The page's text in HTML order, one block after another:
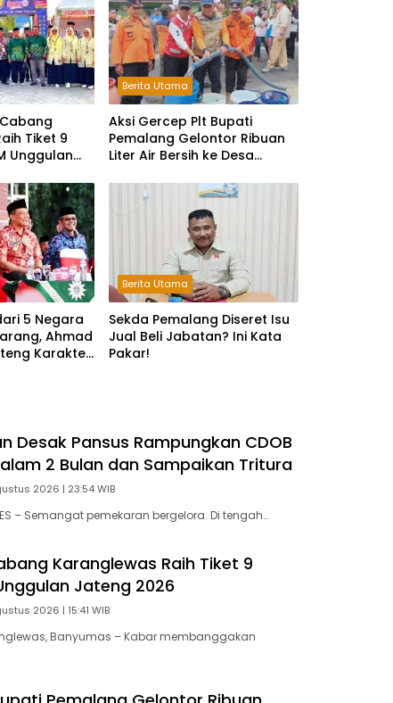
Tiket 9
Unggulan
Berita Utama
Aksi Gercep Plt Bupati
Pemalang Gelontor Ribuan
Liter Air Bersih ke Desa
5 Negara
Ahmad
Karakter
Berita Utama
Sekda Pemalang Diseret Isu
Jual Beli Jabatan? Ini Kata
Pakar!
Desak Pansus Rampungkan CDOB
2 Bulan dan Sampaikan Tritura
2026 | 23:54 WIB
– Semangat pemekaran bergelora. Di tengah…
Karanglewas Raih Tiket 9
Jateng 2026
2026 | 15:41 WIB
Banyumas – Kabar membanggakan